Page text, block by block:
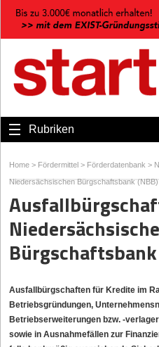
Rubriken
Home > Fördermittel > Förderdatenbank >
Niedersächsischen Bürgschaftsbank (NBB)
Bürgschaftsbank
Ausfallbürgschaften für Kredite im
Betriebsgründungen,
Betriebserweiterungen bzw. -
sowie in Ausnahmefällen zur